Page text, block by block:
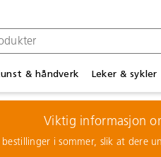
& håndverk Leker & sykler
Viktig informasjon
i sommer, slik at